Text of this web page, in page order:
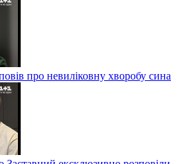
про невиліковну хворобу сина